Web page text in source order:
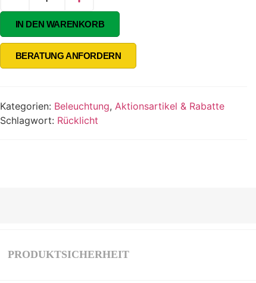
IN DEN WARENKORB
BERATUNG ANFORDERN
Kategorien: Beleuchtung, Aktionsartikel & Rabatte
Schlagwort: Rücklicht
PRODUKTSICHERHEIT